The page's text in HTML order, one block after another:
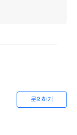
문의하기